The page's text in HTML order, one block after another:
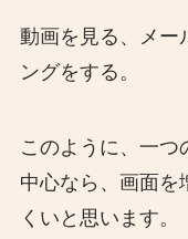
動画を見る、メー
ングをする。
このように、一つ
中心なら、画面を
くいと思います。